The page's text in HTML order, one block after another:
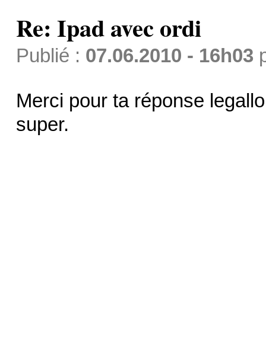
Re: Ipad avec ordi
Publié : 07.06.2010 - 16h03
Merci pour ta réponse
super.